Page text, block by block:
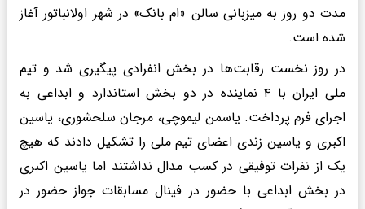
مدت دو روز به میزبانی سالن «ام بانک» در شهر اولانباتور آغاز
شده است.
در روز نخست رقابت‌ها در بخش انفرادی پیگیری شد و تیم
ملی ایران با ۴ نماینده در دو بخش استاندارد و ابداعی به
اجرای فرم پرداخت. یاسمن لیموچی، مرجان سلحشوری، یاسین
اکبری و یاسین زندی اعضای تیم ملی را تشکیل دادند که هیچ
یک از نفرات توفیقی در کسب مدال نداشتند اما یاسین اکبری
در بخش ابداعی با حضور در فینال مسابقات جواز حضور در